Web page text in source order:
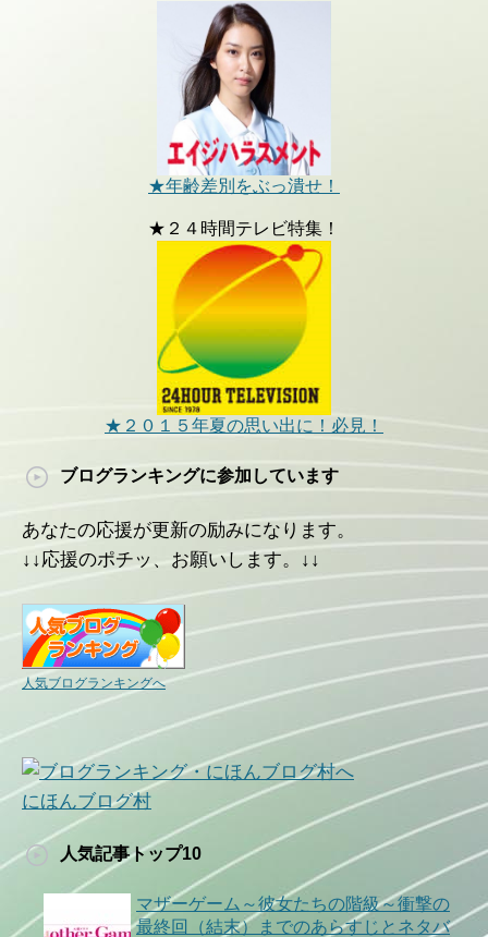
★年齢差別をぶっ潰せ！
★２４時間テレビ特集！
★２０１５年夏の思い出に！必見！
ブログランキングに参加しています
あなたの応援が更新の励みになります。
↓↓応援のポチッ、お願いします。↓↓
人気ブログランキングへ
にほんブログ村
人気記事トップ10
マザーゲーム～彼女たちの階級～衝撃の
最終回（結末）までのあらすじとネタバ